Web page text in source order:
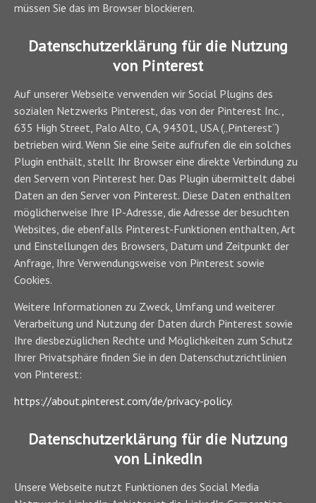
müssen Sie das im Browser blockieren.
Datenschutzerklärung für die Nutzung
von Pinterest
Auf unserer Webseite verwenden wir Social Plugins des
sozialen Netzwerks Pinterest, das von der Pinterest Inc.,
635 High Street, Palo Alto, CA, 94301, USA („Pinterest“)
betrieben wird. Wenn Sie eine Seite aufrufen die ein solches
Plugin enthält, stellt Ihr Browser eine direkte Verbindung zu
den Servern von Pinterest her. Das Plugin übermittelt dabei
Daten an den Server von Pinterest. Diese Daten enthalten
möglicherweise Ihre IP-Adresse, die Adresse der besuchten
Websites, die ebenfalls Pinterest-Funktionen enthalten, Art
und Einstellungen des Browsers, Datum und Zeitpunkt der
Anfrage, Ihre Verwendungsweise von Pinterest sowie
Cookies.
Weitere Informationen zu Zweck, Umfang und weiterer
Verarbeitung und Nutzung der Daten durch Pinterest sowie
Ihre diesbezüglichen Rechte und Möglichkeiten zum Schutz
Ihrer Privatsphäre finden Sie in den Datenschutzrichtlinien
von Pinterest:
https://about.pinterest.com/de/privacy-policy.
Datenschutzerklärung für die Nutzung
von LinkedIn
Unsere Webseite nutzt Funktionen des Social Media